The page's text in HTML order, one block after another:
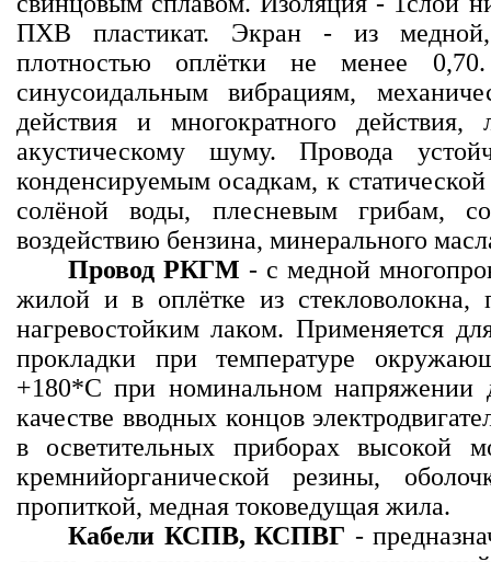
ПХВ пластикат. Экран - из
плотностью оплётки не менее
синусоидальным вибрациям,
действия и многократного
акустическому шуму. Провода
конденсируемым осадкам, к
солёной воды, плесневым грибам,
воздействию бензина, минерального
Провод РКГМ - с медной
жилой и в оплётке из стекловолокна,
нагревостойким лаком. Применяется
прокладки при температуре
+180*С при номинальном напряжении
качестве вводных концов
в осветительных приборах высокой
кремнийорганической резины,
пропиткой, медная токоведущая жила.
Кабели КСПВ, КСПВГ -